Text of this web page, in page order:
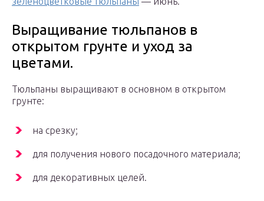
Выращивание тюльпанов в
открытом грунте и уход за
цветами.
Тюльпаны выращивают в основном в открытом
грунте:
на срезку;
для получения нового посадочного материала;
для декоративных целей.